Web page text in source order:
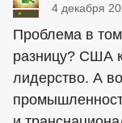
4 декабря
Проблема в
разницу? США
лидерство. А